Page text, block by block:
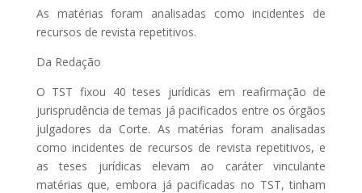
As matérias foram analisadas como incidentes de
recursos de revista repetitivos.
Da Redação
O TST fixou 40 teses jurídicas em reafirmação de
jurisprudência de temas já pacificados entre os órgãos
julgadores da Corte. As matérias foram analisadas
como incidentes de recursos de revista repetitivos, e
as teses jurídicas elevam ao caráter vinculante
matérias que, embora já pacificadas no TST, tinham